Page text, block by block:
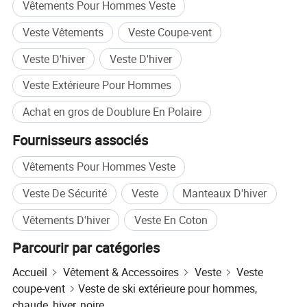
pouvons vous recommander les solutions de tissu les plus
adaptées à votre conception.
À propos de nous :
- notre site de fabrication s'étend sur plus de 1 700 mètres
carrés et compte 50 travailleurs qualifiés, ce qui nous
permet de gérer efficacement et précisément la production
à moyenne et grande échelle.
- notre équipe R&D possède plus de 20 ans d'expérience
dans le secteur, offrant des conceptions originales et une
gamme variée de styles pour suivre l'évolution des
tendances du marché.
- nous avons également un exemple de salle d'exposition
sur place, où les clients peuvent explorer des sélections de
tissus, essayer des échantillons, et examiner de près
l'artisanat et la construction de vêtements.
- nos produits reçoivent toujours des éloges pour leur
Vêtements Pour Hommes Veste
Veste Vêtements
Veste Coupe-vent
Veste D'hiver
Veste D'hiver
Veste Extérieure Pour Hommes
Achat en gros de Doublure En Polaire
Fournisseurs associés
Vêtements Pour Hommes Veste
Veste De Sécurité
Veste
Manteaux D'hiver
Vêtements D'hiver
Veste En Coton
Parcourir par catégories
Accueil Vêtement & Accessoires Veste
Veste
coupe-vent
Veste de ski extérieure pour hommes,